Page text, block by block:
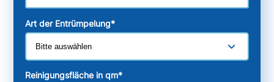
Art der Entrümpelung*
Reinigungsfläche in qm*